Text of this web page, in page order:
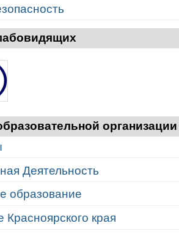
организации
Деятельность
образование
края